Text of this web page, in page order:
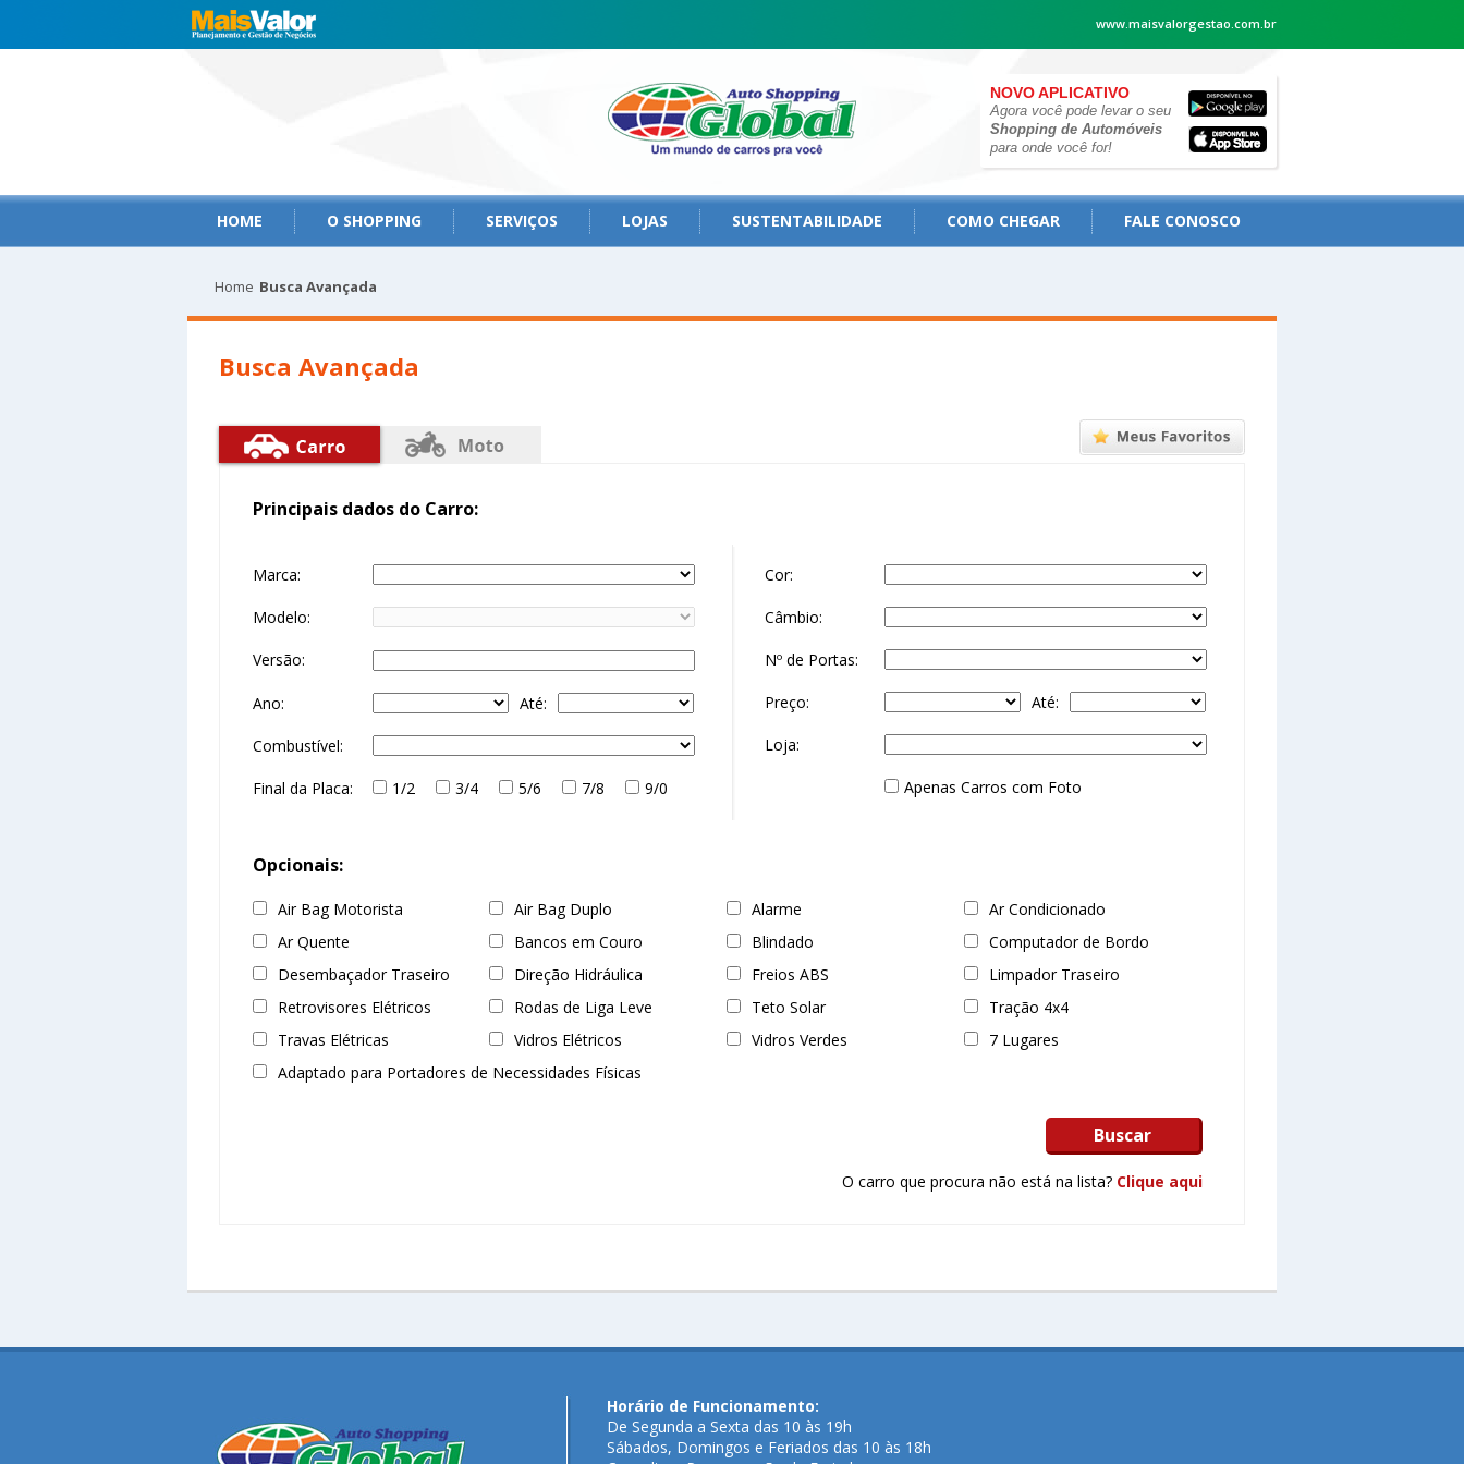
www.maisvalorgestao.com.br
NOVO APLICATIVO
Agora você pode levar o seu
Shopping de Automóveis
para onde você for!
HOME O SHOPPING SERVIÇOS LOJAS SUSTENTABILIDADE COMO CHEGAR FALE CONOSCO
Home Busca Avançada
Busca Avançada
Principais dados do Carro:
Marca:
Modelo:
Versão:
Ano: Até:
Combustível:
Final da Placa: 1/2 3/4 5/6 7/8 9/0
Cor:
Câmbio:
Nº de Portas:
Preço: Até:
Loja:
Apenas Carros com Foto
Opcionais:
Air Bag Motorista Air Bag Duplo Alarme
Ar Condicionado
Ar Quente
Bancos em Couro Blindado
Computador de Bordo
Desembaçador Traseiro
Direção Hidráulica Freios ABS
Limpador Traseiro
Retrovisores Elétricos
Rodas de Liga Leve Teto Solar
Tração 4x4
Travas Elétricas
Vidros Elétricos Vidros Verdes
7 Lugares
Adaptado para Portadores de Necessidades Físicas
Buscar
O carro que procura não está na lista? Clique aqui
Horário de Funcionamento:
De Segunda a Sexta das 10 às 19h
Sábados, Domingos e Feriados das 10 às 18h